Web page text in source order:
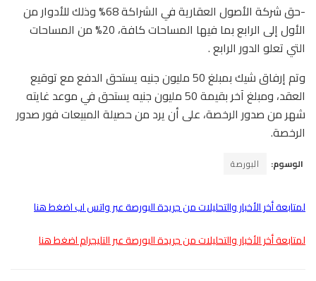
-حق شركة الأصول العقارية في الشراكة 68% وذلك للأدوار من
الأول إلى الرابع بما فيها المساحات كافة، 20% من المساحات
التي تعلو الدور الرابع .
وتم إرفاق شيك بمبلغ 50 مليون جنيه يستحق الدفع مع توقيع
العقد، ومبلغ آخر بقيمة 50 مليون جنيه يستحق في موعد غايته
شهر من صدور الرخصة، على أن يرد من حصيلة المبيعات فور صدور
الرخصة.
الوسوم: البورصة
لمتابعة أخر الأخبار والتحليلات من جريدة البورصة عبر واتس اب اضغط هنا
لمتابعة أخر الأخبار والتحليلات من جريدة البورصة عبر التليجرام اضغط هنا